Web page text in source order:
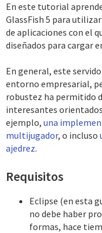
En este tutorial
GlassFish 5 para
de aplicaciones con el
diseñados para cargar
En general, este
entorno empresarial,
robustez ha permitido
interesantes
ejemplo, una
multijugador, o incluso
ajedrez.
Requisitos
Eclipse (en esta
no debe haber
formas, hace